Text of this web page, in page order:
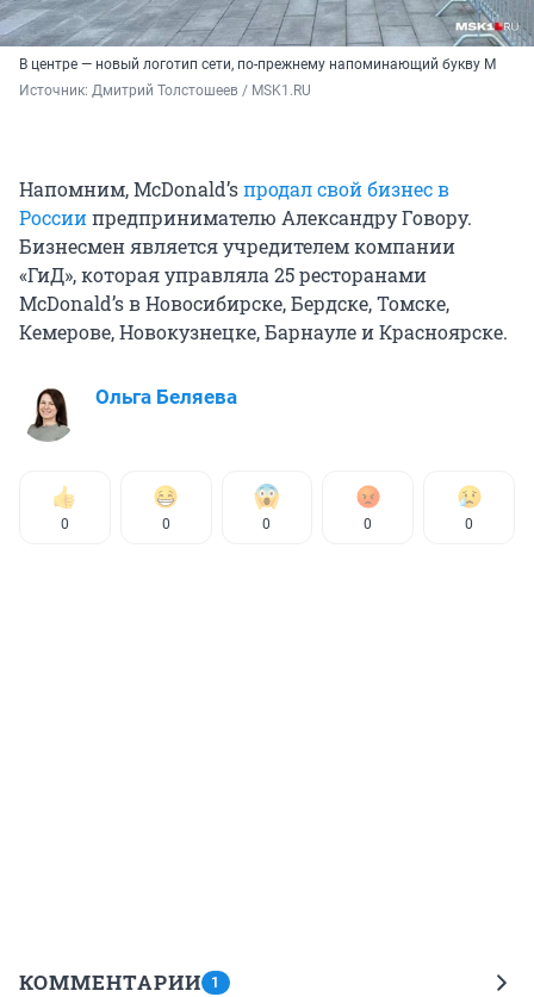
В центре — новый логотип сети, по-прежнему напоминающий букву М
Источник: Дмитрий Толстошеев / MSK1.RU
Напомним, McDonald’sпродал свой бизнес в
Россиипредпринимателю Александру Говору.
Бизнесмен является учредителем компании
«ГиД», которая управляла 25 ресторанами
McDonald’s в Новосибирске, Бердске, Томске,
Кемерове, Новокузнецке, Барнауле и Красноярске.
Ольга Беляева
0 0 0 0 0
КОММЕНТАРИИ 1